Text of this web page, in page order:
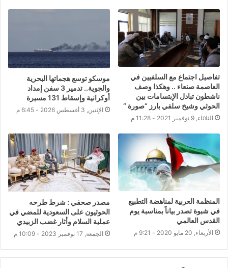
تفاصيل اجتماع مع السلفيين في
العاصمة صنعاء .. وهكذا وصف
ناشطون تبادل الإبتسامات بين
الحوثي وشيخ سلفي بارز “صورة “
الثلاثاء, 9 نوفمبر 2021 - 11:28 م
موسكو توسع هجماتها البحرية
والجوية.. تدمير 3 سفن إمداد
أوكرانية وإسقاط 131 مسيرة
الإثنين, 3 أغسطس 2026 - 6:45 م
المنظمة العربية لمناهضة التطبيع
في شبوة تصدر بياناً بمناسبة يوم
القدس العالمي
الأربعاء, 20 مايو 2020 - 9:21 م
مصدر صحفي : شرط طرحه
الحوثيون على السعودية للمضي في
عملية السلام وأثار غضب الزبيدي
الجمعة, 17 نوفمبر 2023 - 10:09 م